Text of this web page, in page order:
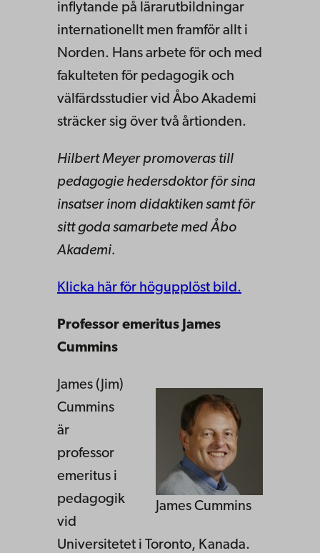
inflytande på lärarutbildningar
internationellt men framför allt i
Norden. Hans arbete för och med
fakulteten för pedagogik och
välfärdsstudier vid Åbo Akademi
sträcker sig över två årtionden.
Hilbert Meyer promoveras till
pedagogie hedersdoktor för sina
insatser inom didaktiken samt för
sitt goda samarbete med Åbo
Akademi.
Klicka här för högupplöst bild.
Professor emeritus James
Cummins
James Cummins
James (Jim)
Cummins
är
professor
emeritus i
pedagogik
vid
Universitetet i Toronto, Kanada.